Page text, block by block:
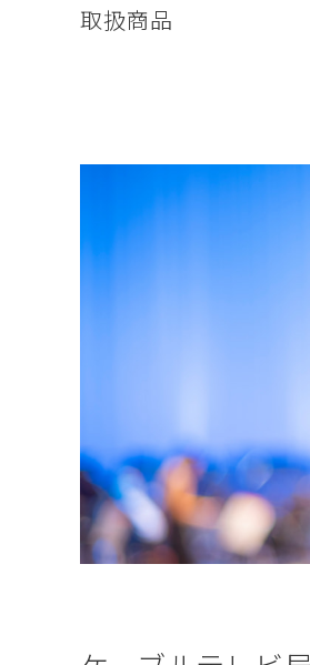
取扱商品